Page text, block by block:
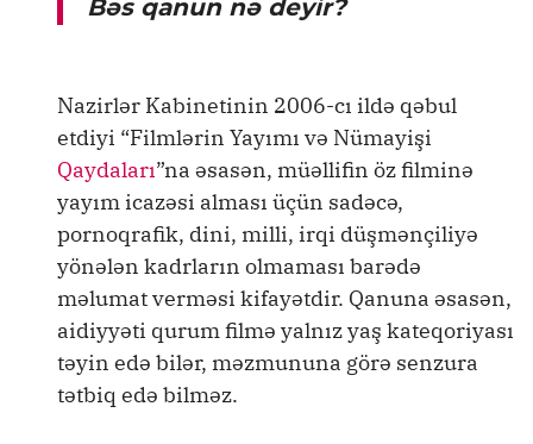
Bəs qanun nə deyir?
Nazirlər Kabinetinin 2006-cı ildə qəbul
etdiyi “Filmlərin Yayımı və Nümayişi
Qaydaları”na əsasən, müəllifin öz filminə
yayım icazəsi alması üçün sadəcə,
pornoqrafik, dini, milli, irqi düşmənçiliyə
yönələn kadrların olmaması barədə
məlumat verməsi kifayətdir. Qanuna əsasən,
aidiyyəti qurum filmə yalnız yaş kateqoriyası
təyin edə bilər, məzmununa görə senzura
tətbiq edə bilməz.